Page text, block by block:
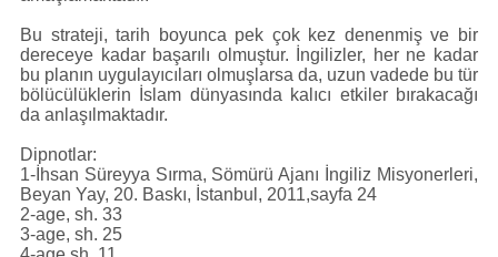
Bu strateji, tarih boyunca pek çok kez denenmiş ve bir
dereceye kadar başarılı olmuştur. İngilizler, her ne kadar
bu planın uygulayıcıları olmuşlarsa da, uzun vadede bu tür
bölücülüklerin İslam dünyasında kalıcı etkiler bırakacağı
da anlaşılmaktadır.
Dipnotlar:
1-İhsan Süreyya Sırma, Sömürü Ajanı İngiliz Misyonerleri,
Beyan Yay, 20. Baskı, İstanbul, 2011,sayfa 24
2-age, sh. 33
3-age, sh. 25